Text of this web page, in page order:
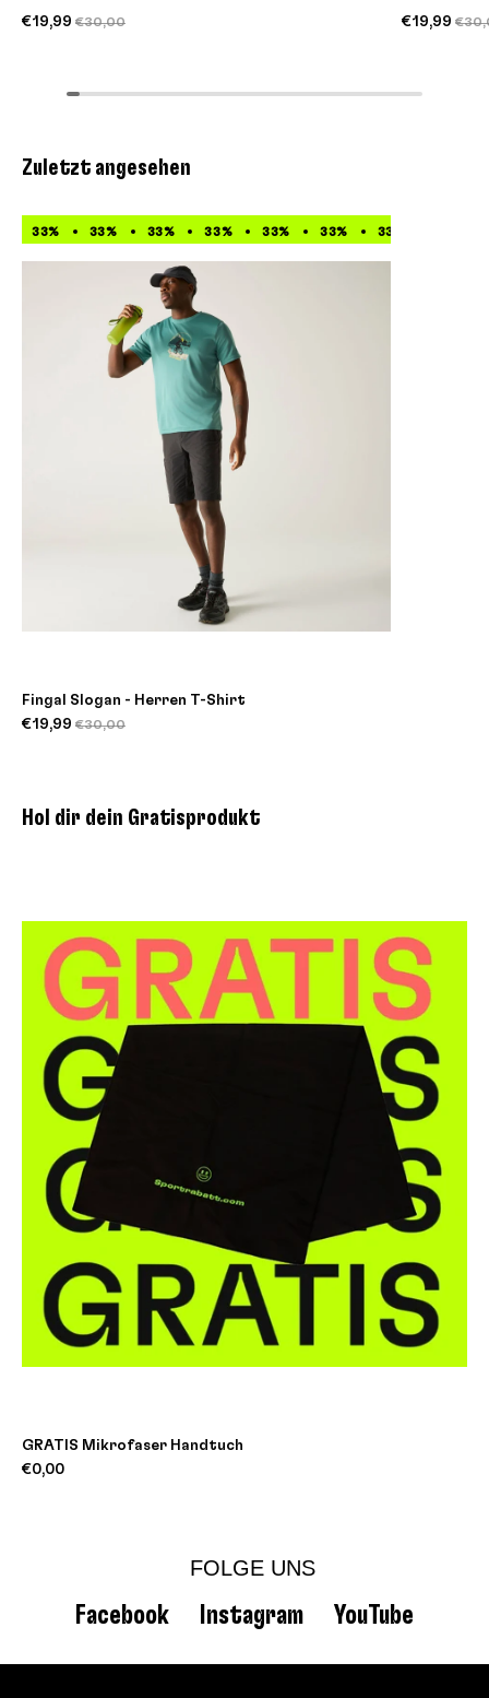
€19,99 €30,00
€19,99
Zuletzt angesehen
33% 33% 33% 33% 33% 33% 33%
Fingal Slogan - Herren T-Shirt
€19,99 €30,00
Hol dir dein Gratisprodukt
GRATIS Mikrofaser Handtuch
€0,00
FOLGE UNS
Facebook Instagram YouTube